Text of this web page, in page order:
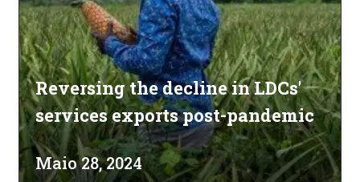
Reversing the decline in LDCs'
services exports post-pandemic
Maio 28, 2024